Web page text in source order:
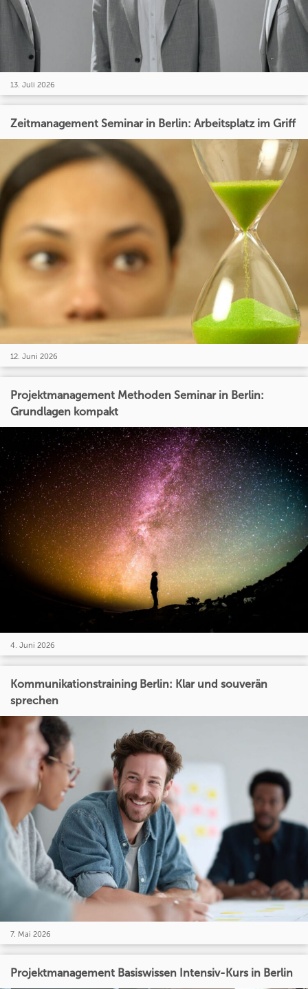
13. Juli 2026
Zeitmanagement Seminar in Berlin: Arbeitsplatz im Griff
12. Juni 2026
Projektmanagement Methoden Seminar in Berlin:
Grundlagen kompakt
4. Juni 2026
Kommunikationstraining Berlin: Klar und souverän
sprechen
7. Mai 2026
Projektmanagement Basiswissen Intensiv-Kurs in Berlin